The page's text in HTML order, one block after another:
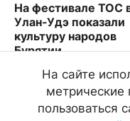
На фестивале ТОС
Улан-Удэ показали
культуру народов
Бурятии
2609На сайте
пользоваться